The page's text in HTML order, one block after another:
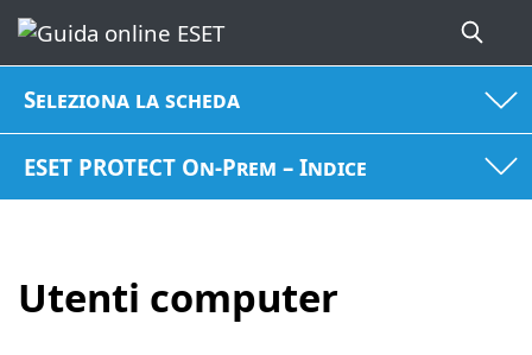
Seleziona la scheda
ESET PROTECT On-Prem – Indice
Utenti computer